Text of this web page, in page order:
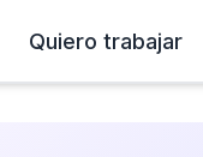
Quiero trabajar